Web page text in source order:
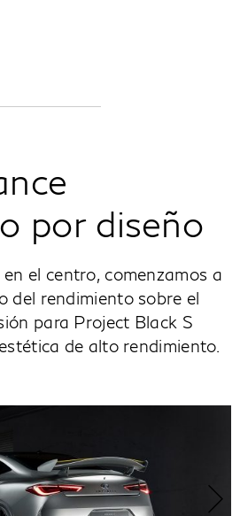
por diseño
el centro, comenzamos a
del rendimiento sobre el
para Project Black S
de alto rendimiento.